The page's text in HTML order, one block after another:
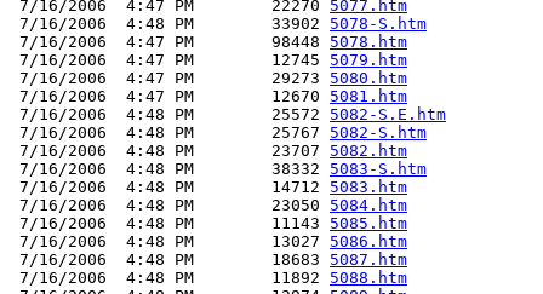
7/16/2006  4:47 PM        22270 5077.htm
7/16/2006  4:48 PM        33902 5078-S.htm
7/16/2006  4:47 PM        98448 5078.htm
7/16/2006  4:47 PM        12745 5079.htm
7/16/2006  4:47 PM        29273 5080.htm
7/16/2006  4:47 PM        12670 5081.htm
7/16/2006  4:48 PM        25572 5082-S.E.htm
7/16/2006  4:48 PM        25767 5082-S.htm
7/16/2006  4:48 PM        23707 5082.htm
7/16/2006  4:48 PM        38332 5083-S.htm
7/16/2006  4:48 PM        14712 5083.htm
7/16/2006  4:48 PM        23050 5084.htm
7/16/2006  4:48 PM        11143 5085.htm
7/16/2006  4:48 PM        13027 5086.htm
7/16/2006  4:48 PM        18683 5087.htm
7/16/2006  4:48 PM        11892 5088.htm